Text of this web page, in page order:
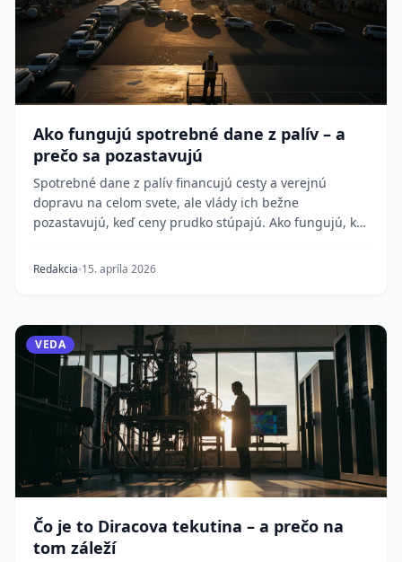
Ako fungujú spotrebné dane z palív – a
prečo sa pozastavujú
Spotrebné dane z palív financujú cesty a verejnú
dopravu na celom svete, ale vlády ich bežne
pozastavujú, keď ceny prudko stúpajú. Ako fungujú, kto
Redakcia 15. apríla 2026
VEDA
Čo je to Diracova tekutina – a prečo na
tom záleží